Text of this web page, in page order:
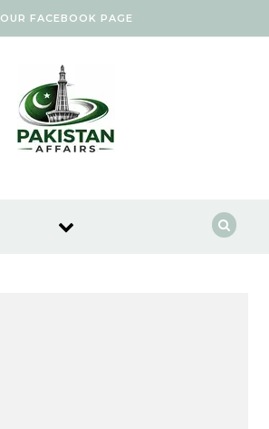
OUR FACEBOOK PAGE